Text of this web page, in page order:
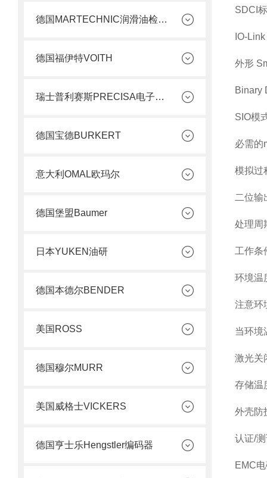
德国MARTECHNIC润滑油检测套件
德国福伊特VOITH
瑞士普利赛斯PRECISA电子天平
德国宝德BURKERT
意大利OMAL欧玛尔
德国堡盟Baumer
日本YUKEN油研
德国本德尔BENDER
美国ROSS
德国穆尔MURR
美国威格士VICKERS
德国亨士乐Hengstler编码器
SDCI
IO-
外形
Binary
SIO模
必需的
模拟过
二位输
处理周
工作条
环境温
注意环
当环境
激光关
存储温
外壳防
认证/
EMC